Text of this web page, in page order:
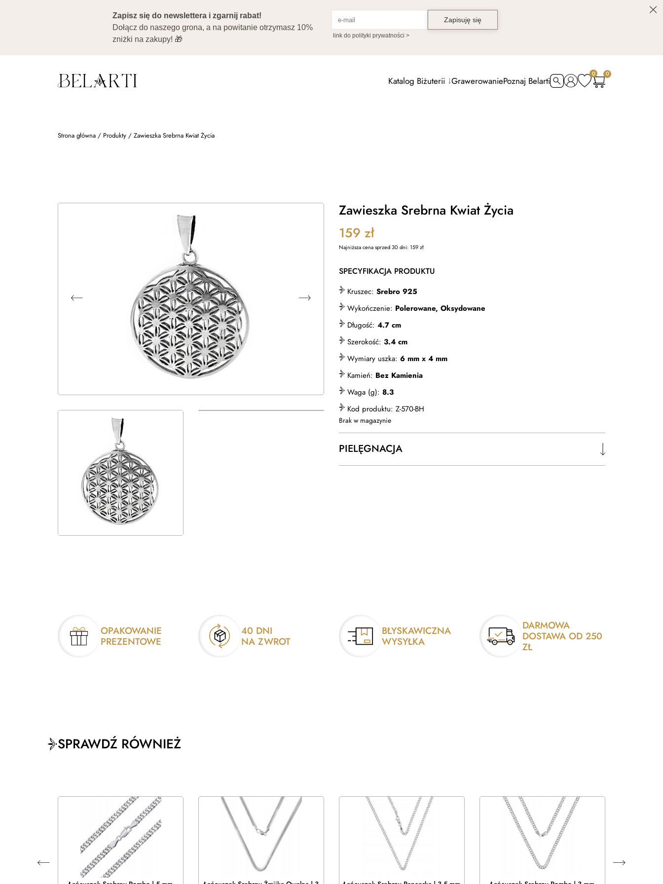
Katalog Biżuterii GrawerowaniePoznaj Belarti
0 0
Strona główna / Produkty / Zawieszka Srebrna Kwiat Życia
Zawieszka Srebrna Kwiat Życia
159 zł
Najniższa cena sprzed 30 dni:159zł
SPECYFIKACJA PRODUKTU
Kruszec: Srebro 925
Wykończenie: Polerowane, Oksydowane
Długość: 4.7 cm
Szerokość: 3.4 cm
Wymiary uszka: 6 mm x 4 mm
Kamień: Bez Kamienia
Waga (g): 8.3
Kod produktu: Z-570-BH
Brak w magazynie
PIELĘGNACJA
OPAKOWANIE
PREZENTOWE
40 DNI
NA ZWROT
BŁYSKAWICZNA
WYSYŁKA
DARMOWA
DOSTAWA OD 250
ZŁ
SPRAWDŹ RÓWNIEŻ